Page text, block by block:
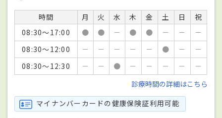
時間 月 火 水 木 金 土 日
祝
08:30～17:00
● ● － ● ● － －
－
08:30～12:00
－ － － － － ● －
－
08:30～12:30
－ － ● － － － －
－
診療時間の詳細はこちら
マイナンバーカードの健康保険証利用可能